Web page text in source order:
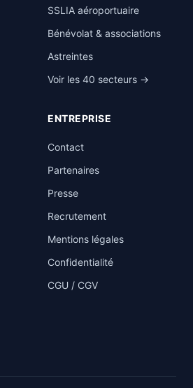
SSLIA aéroportuaire
Bénévolat & associations
Astreintes
Voir les 40 secteurs →
ENTREPRISE
Contact
Partenaires
Presse
Recrutement
Mentions légales
Confidentialité
CGU / CGV